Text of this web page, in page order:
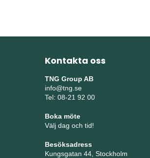
Kontakta oss
TNG Group AB
info@tng.se
Tel: 08-21 92 00
Boka möte
Välj dag och tid!
Besöksadress
Kungsgatan 44, Stockholm